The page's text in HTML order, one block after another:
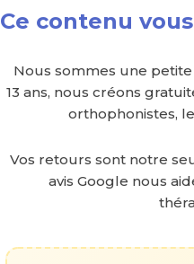
Ce contenu vous
Nous sommes une
13 ans, nous créons
orthophonistes,
Vos retours sont notre
avis Google nous